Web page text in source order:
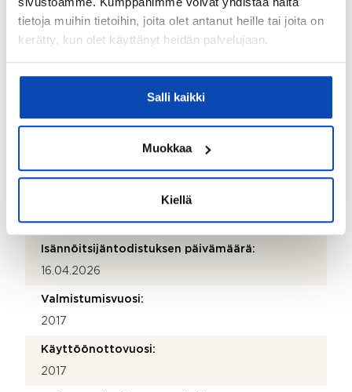
tietoja muihin tietoihin, joita olet antanut heille tai joita on
kerätty, kun olet käyttänyt heidän palvelujaan.
Salli kaikki
Muokkaa
Kiellä
Markku Laine
Puhelinnumero:
Peltolantie 1
01300
Vantaa
Isännöitsijäntodistuksen päivämäärä:
16.04.2026
Valmistumisvuosi:
2017
Käyttöönottovuosi:
2017